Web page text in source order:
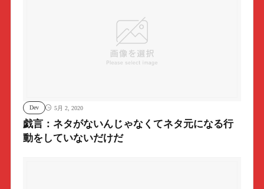
Dev 5月 2, 2020
戯言：ネタがないんじゃなくてネタ元になる行
動をしていないだけだ